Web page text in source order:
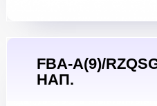
FBA-A(9)/
НАП.